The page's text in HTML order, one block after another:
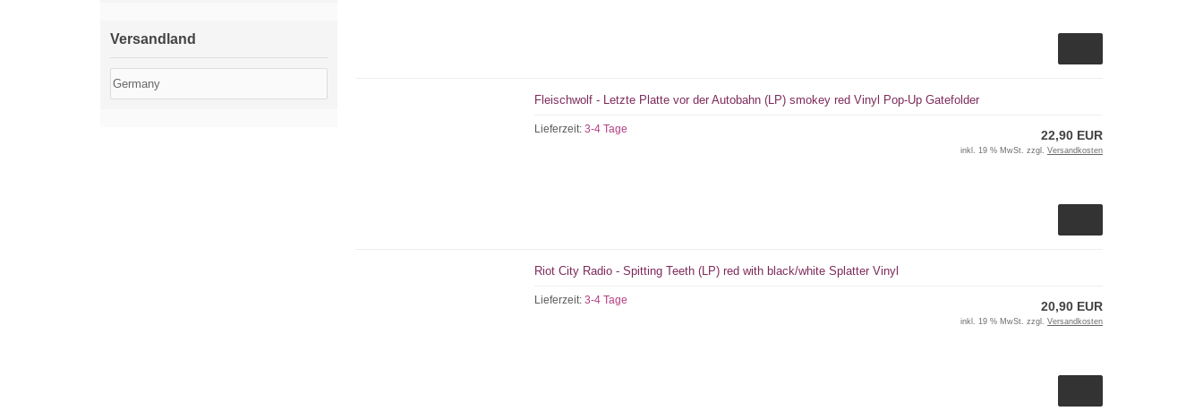
Fleischwolf - Letzte Platte vor der Autobahn (LP) smokey red Vinyl Pop-Up Gatefolder
Lieferzeit:3-4 Tage 22,90 EUR
inkl. 19 % MwSt. zzgl. Versandkosten
Riot City Radio - Spitting Teeth (LP) red with black/white Splatter Vinyl
Lieferzeit:3-4 Tage 20,90 EUR
inkl. 19 % MwSt. zzgl. Versandkosten
Versandland